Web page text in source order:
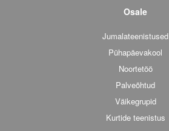
Osale
Jumalateenistused
Pühapäevakool
Noortetöö
Palveõhtud
Väikegrupid
Kurtide teenistus